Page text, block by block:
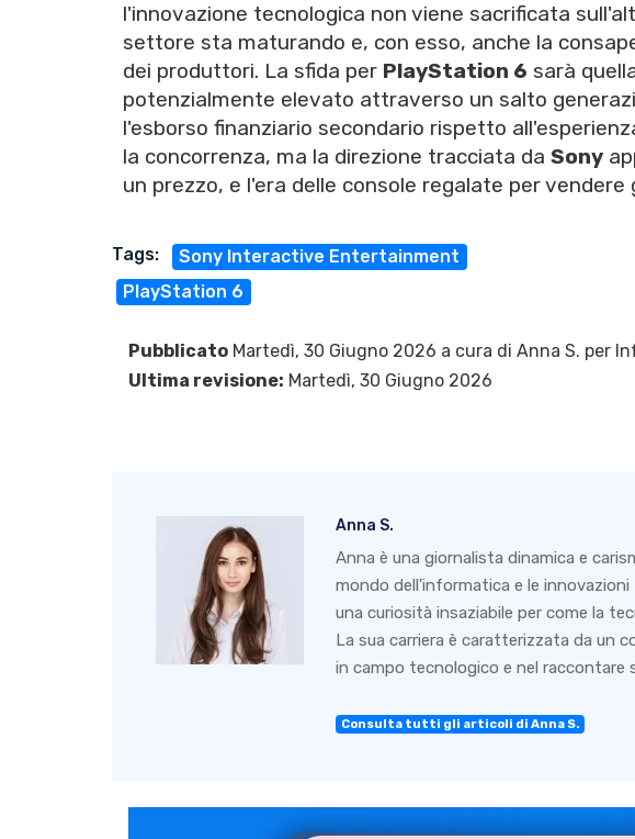
l'innovazione tecnologica non viene sacrificata
settore sta maturando e, con esso, anche la
dei produttori. La sfida per PlayStation 6 sarà
potenzialmente elevato attraverso un salto
l'esborso finanziario secondario rispetto
la concorrenza, ma la direzione tracciata da Sony
un prezzo, e l'era delle console regalate per
Tags:
Sony Interactive Entertainment
PlayStation 6
Pubblicato Martedì, 30 Giugno 2026 a cura di Anna S. per
Ultima revisione: Martedì, 30 Giugno 2026
Anna S.
Anna è una giornalista dinamica e
mondo dell'informatica e le
una curiosità insaziabile per come la
La sua carriera è caratterizzata da un
in campo tecnologico e nel raccontare
Consulta tutti gli articoli di Anna S.